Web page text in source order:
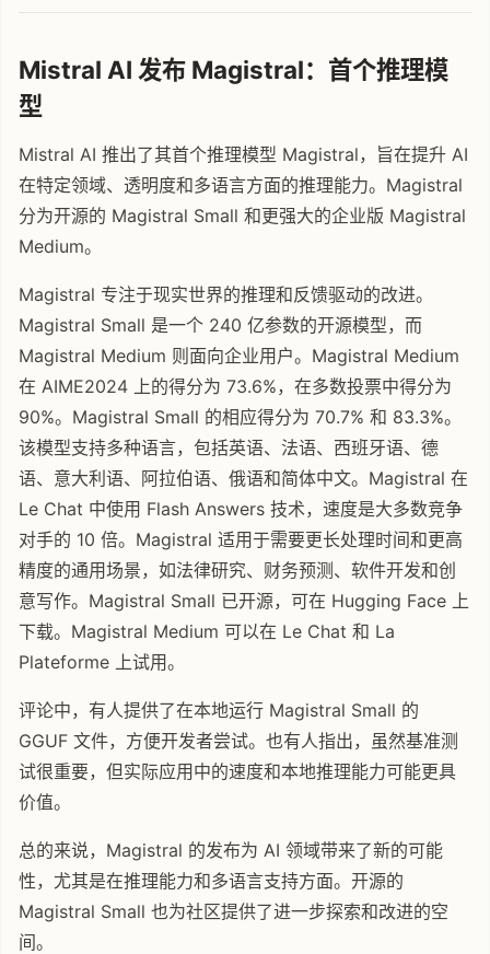
Mistral AI 发布 Magistral：首个推理模
型
Mistral AI 推出了其首个推理模型 Magistral，旨在提升 AI
在特定领域、透明度和多语言方面的推理能力。Magistral
分为开源的 Magistral Small 和更强大的企业版 Magistral
Medium。
Magistral 专注于现实世界的推理和反馈驱动的改进。
Magistral Small 是一个 240 亿参数的开源模型，而
Magistral Medium 则面向企业用户。Magistral Medium
在 AIME2024 上的得分为 73.6%，在多数投票中得分为
90%。Magistral Small 的相应得分为 70.7% 和 83.3%。
该模型支持多种语言，包括英语、法语、西班牙语、德
语、意大利语、阿拉伯语、俄语和简体中文。Magistral 在
Le Chat 中使用 Flash Answers 技术，速度是大多数竞争
对手的 10 倍。Magistral 适用于需要更长处理时间和更高
精度的通用场景，如法律研究、财务预测、软件开发和创
意写作。Magistral Small 已开源，可在 Hugging Face 上
下载。Magistral Medium 可以在 Le Chat 和 La
Plateforme 上试用。
评论中，有人提供了在本地运行 Magistral Small 的
GGUF 文件，方便开发者尝试。也有人指出，虽然基准测
试很重要，但实际应用中的速度和本地推理能力可能更具
价值。
总的来说，Magistral 的发布为 AI 领域带来了新的可能
性，尤其是在推理能力和多语言支持方面。开源的
Magistral Small 也为社区提供了进一步探索和改进的空
间。